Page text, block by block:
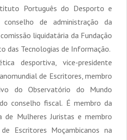
Português do Desporto e
de administração da
liquidatária da Fundação
das Tecnologias de Informação.
desportiva, vice-presidente
de Escritores, membro
do Observatório do Mundo
conselho fiscal. É membro da
de Mulheres Juristas e membro
Escritores Moçambicanos na